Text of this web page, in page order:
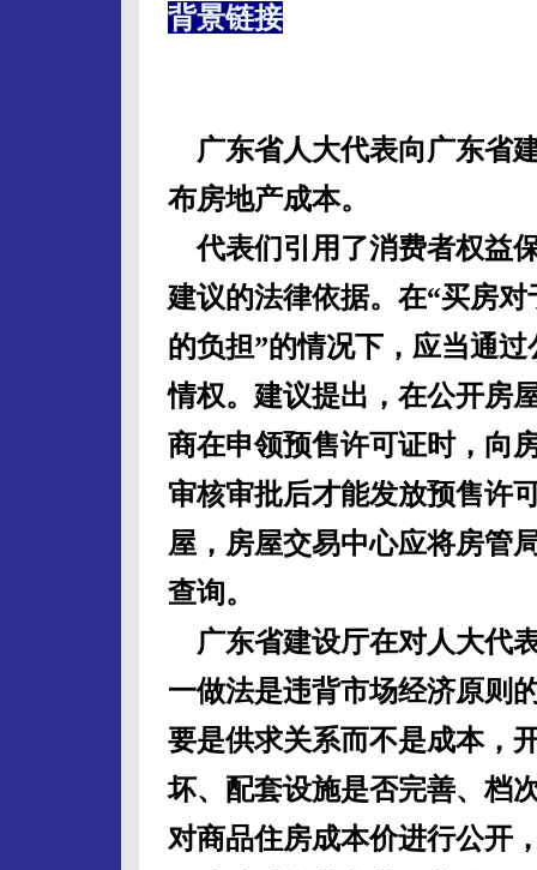
背景链接
广东省人大代表向广东省
布房地产成本。
代表们引用了消费者权益
建议的法律依据。在“买房
的负担”的情况下，应当通
情权。建议提出，在公开房
商在申领预售许可证时，向
审核审批后才能发放预售许
屋，房屋交易中心应将房管
查询。
广东省建设厅在对人大代
一做法是违背市场经济原则
要是供求关系而不是成本，
坏、配套设施是否完善、档
对商品住房成本价进行公开